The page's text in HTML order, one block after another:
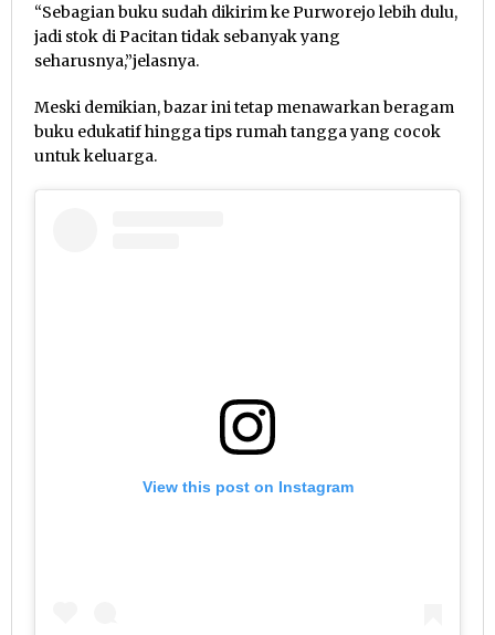
“Sebagian buku sudah dikirim ke Purworejo lebih dulu,
jadi stok di Pacitan tidak sebanyak yang
seharusnya,”jelasnya.
Meski demikian, bazar ini tetap menawarkan beragam
buku edukatif hingga tips rumah tangga yang cocok
untuk keluarga.
View this post on Instagram